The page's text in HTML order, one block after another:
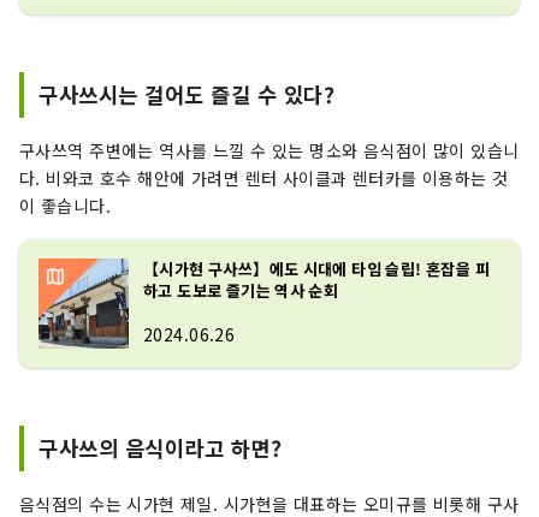
구사쓰시는 걸어도 즐길 수 있다?
구사쓰역 주변에는 역사를 느낄 수 있는 명소와 음식점이 많이 있습니
다. 비와코 호수 해안에 가려면 렌터 사이클과 렌터카를 이용하는 것
이 좋습니다.
【시가현 구사쓰】에도 시대에 타임 슬립! 혼잡을 피
하고 도보로 즐기는 역사 순회
2024.06.26
구사쓰의 음식이라고 하면?
음식점의 수는 시가현 제일. 시가현을 대표하는 오미규를 비롯해 구사